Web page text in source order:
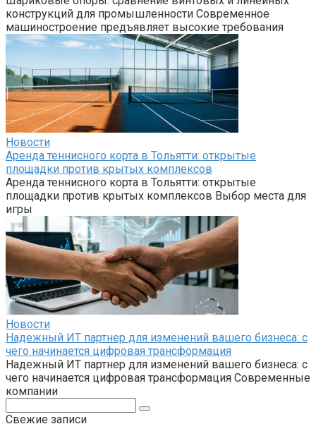
конструкций для промышленности Современное
машиностроение предъявляет высокие требования
Новости
Аренда теннисного корта в Тольятти: открытые
площадки против крытых комплексов
Аренда теннисного корта в Тольятти: открытые
площадки против крытых комплексов Выбор места для
игры
Новости
Надежный ИТ партнер для изменений вашего бизнеса: с
чего начинается цифровая трансформация
Надежный ИТ партнер для изменений вашего бизнеса: с
чего начинается цифровая трансформация Современные
компании
Свежие записи